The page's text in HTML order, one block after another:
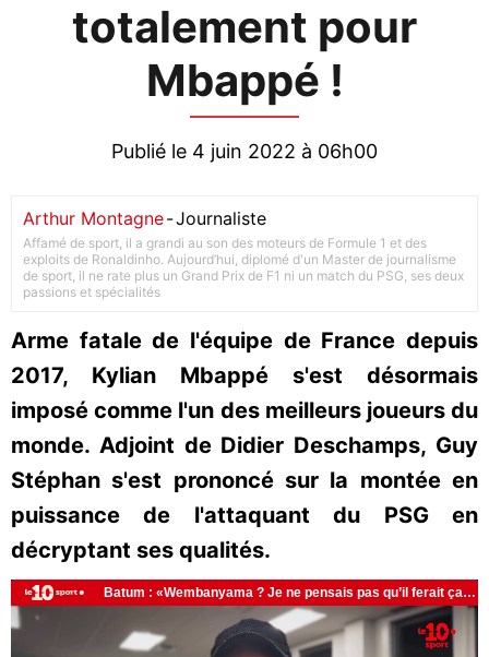
totalement pour
Mbappé !
Publié le 4 juin 2022 à 06h00
Arthur Montagne-Journaliste
Affamé de sport, il a grandi au son des moteurs de Formule 1 et des
exploits de Ronaldinho. Aujourd’hui, diplomé d'un Master de journalisme
de sport, il ne rate plus un Grand Prix de F1 ni un match du PSG, ses deux
passions et spécialités
Arme fatale de l'équipe de France depuis
2017, Kylian Mbappé s'est désormais
imposé comme l'un des meilleurs joueurs du
monde. Adjoint de Didier Deschamps, Guy
Stéphan s'est prononcé sur la montée en
puissance de l'attaquant du PSG en
décryptant ses qualités.